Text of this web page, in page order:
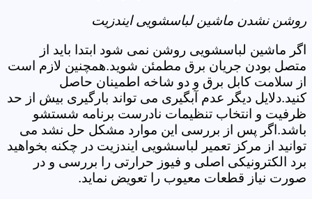
روشن نشدن ماشین لباسشویی ایندزیت
اگر ماشین لباسشویی روشن نمی شود ابتدا باید از
متصل بودن جریان برق مطمئن شوید.همچنین لازم است
از سلامت کابل برق و دو شاخه اطمینان حاصل
کنید.دلایل دیگر عدم آبگیری می تواند بارگیری بیش از حد
ظرفیت و انتخاب تنظیمات نادرست برنامه شستشو
باشد.اگر پس از بررسی این موارد مشکل حل نشد می
توانید از مرکز تعمیر لباسشویی ایندزیت در چکنه بخواهید
برد الکترونیکی اصلی و فیوز حرارتی را بررسی و در
صورت نیاز قطعات معیوب را تعویض نماید.